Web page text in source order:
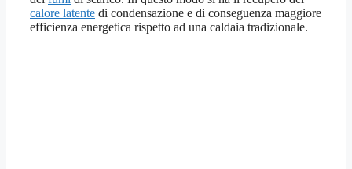
calore latente di condensazione e di conseguenza maggiore
efficienza energetica rispetto ad una caldaia tradizionale.